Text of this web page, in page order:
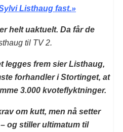
Listhaug fast.»
helt uaktuelt. Da får de
til TV 2.
legges frem sier Listhaug,
forhandler i Stortinget, at
3.000 kvoteflyktninger.
om kutt, men nå setter
og stiller ultimatum til